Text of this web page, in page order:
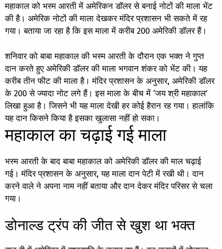
महाकाल को भस्म आरती में अमेरिकन डॉलर से बनाई नोटों की माला भेंट
की है। अमेरिक नोटों की माला देखकर मंदिर प्रशासन भी सकते में रह
गया। बताया जा रहा है कि इस माला में करीब 200 अमेरिकी डॉलर हैं।
शनिवार को बाबा महाकाल की भस्म आरती के दौरान एक भक्त ने गुप्त
दान करते हुए अमेरिकी डॉलर की माला भगवान शंकर को भेंट की। यह
करीब तीन फीट की माला है। मंदिर प्रशासन के अनुसार, अमेरिकी डॉलर
के 200 से ज्यादा नोट लगे हैं। इस माला के बीच में ‘जय श्री महाकाल’
लिखा हुआ है। जिसने भी यह माला देखी हर कोई हैरान रह गया। हालांकि
यह दान किसने किया है इसका खुलासा नहीं हो सका।
महाकाल का चढ़ाई गई माला
भस्म आरती के बाद बाबा महाकाल को अमेरिकी डॉलर की माल चढ़ाई
गई। मंदिर प्रशासन के अनुसार, यह माला दान पेटी में रखी थी। दान
करने वाले ने अपना नाम नहीं बताया और दान देकर मंदिर परिसर से चला
गया।
डोनाल्ड ट्रंप की जीत से खुश था भक्त